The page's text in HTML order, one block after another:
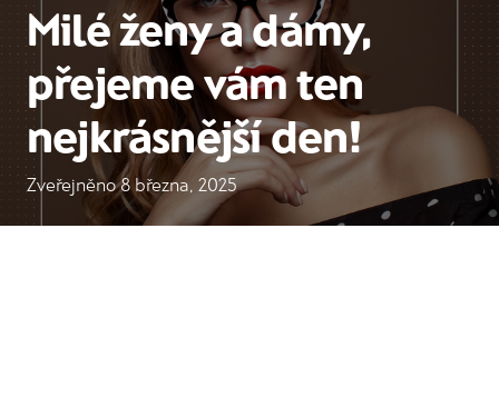
Milé ženy a dámy,
přejeme vám ten
nejkrásnější den!
Zveřejněno8 března, 2025